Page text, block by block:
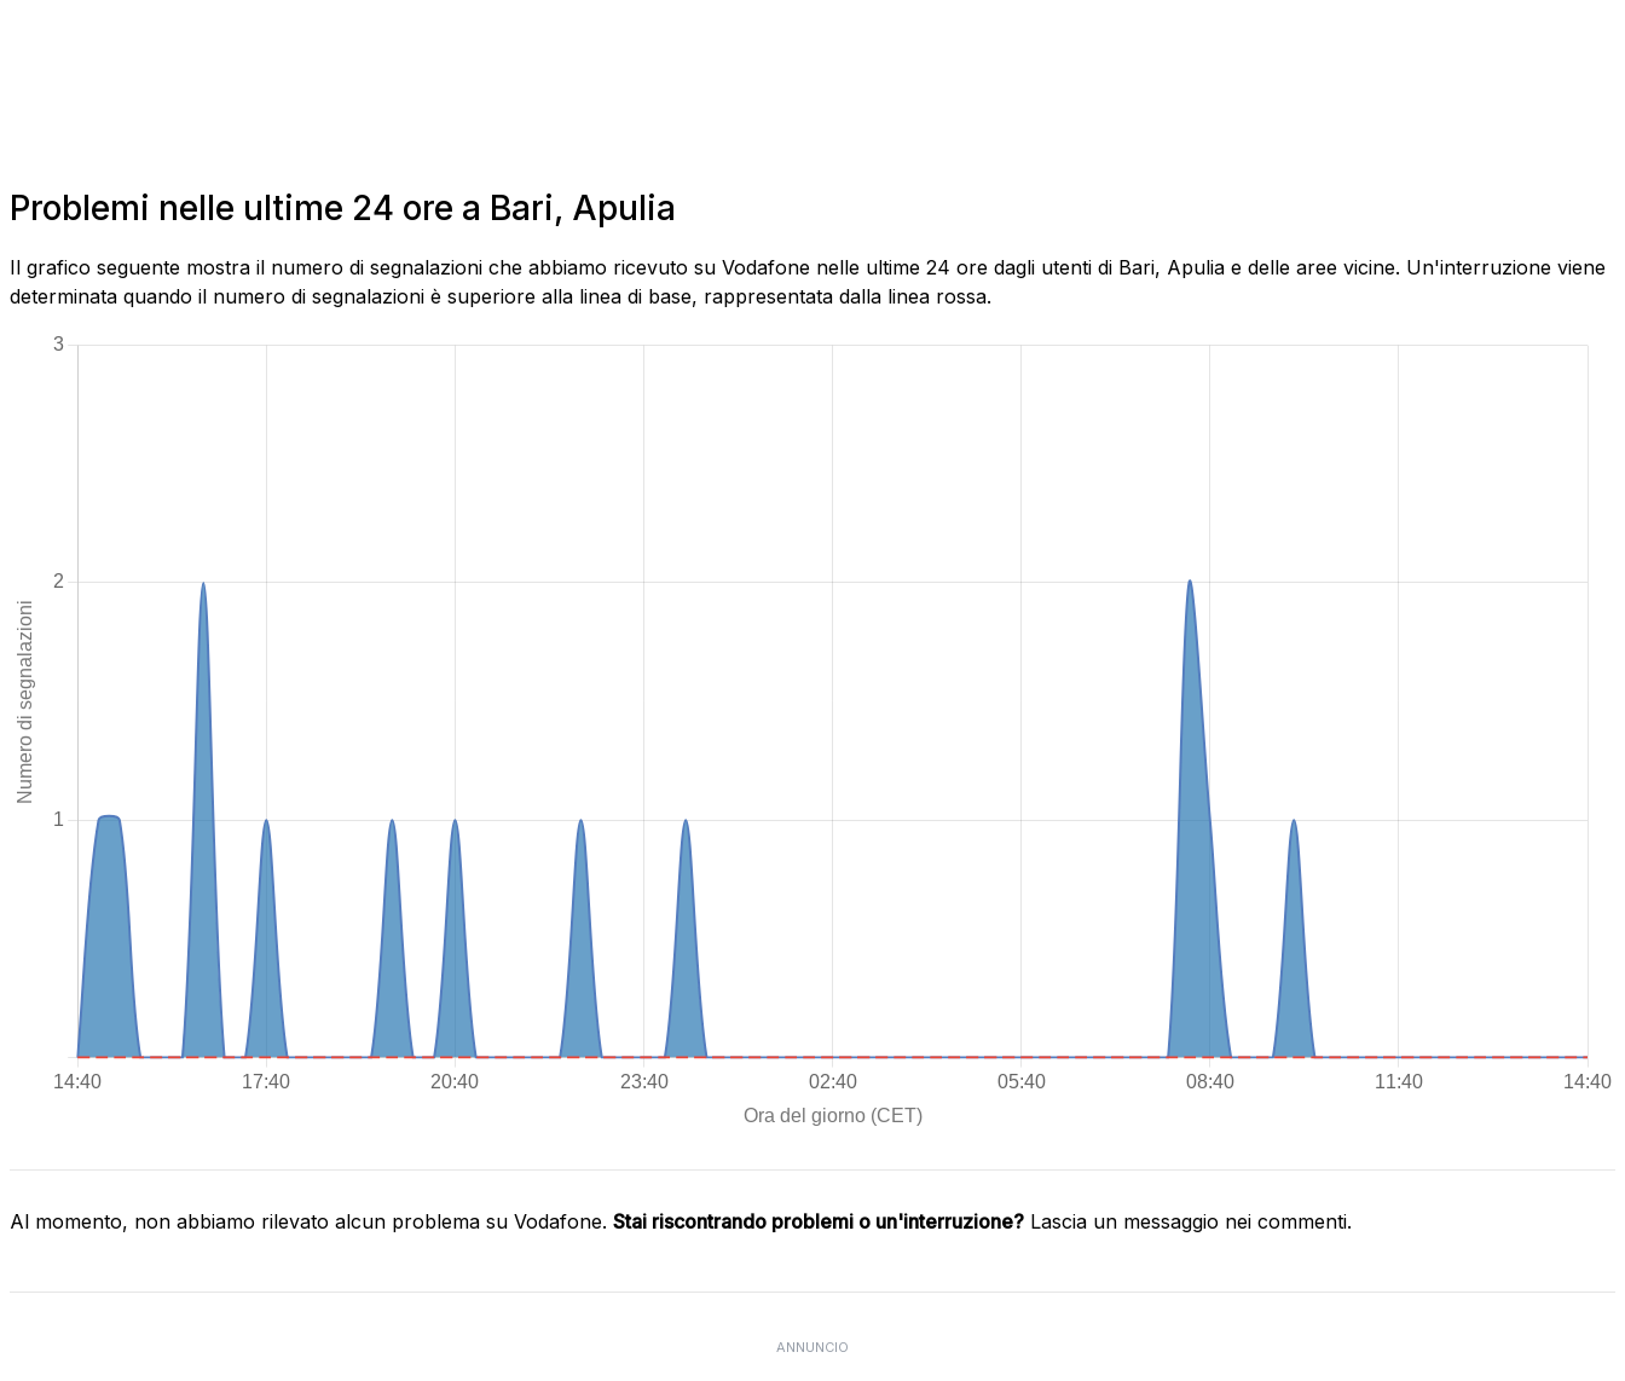
Problemi nelle ultime 24 ore a Bari, Apulia
Il grafico seguente mostra il numero di segnalazioni che abbiamo ricevuto su Vodafone nelle ultime 24 ore dagli utenti di Bari, Apulia e delle aree vicine. Un'interruzione viene
determinata quando il numero di segnalazioni è superiore alla linea di base, rappresentata dalla linea rossa.
Al momento, non abbiamo rilevato alcun problema su Vodafone. Stai riscontrando problemi o un'interruzione? Lascia un messaggio nei commenti.
ANNUNCIO